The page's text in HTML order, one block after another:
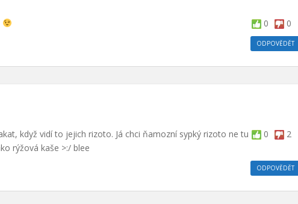
0 0
ODPOVĚDĚT
0 2
když vidí to jejich rizoto. Já chci ňamozní sypký rizoto ne tu
rýžová kaše >:/ blee
ODPOVĚDĚT